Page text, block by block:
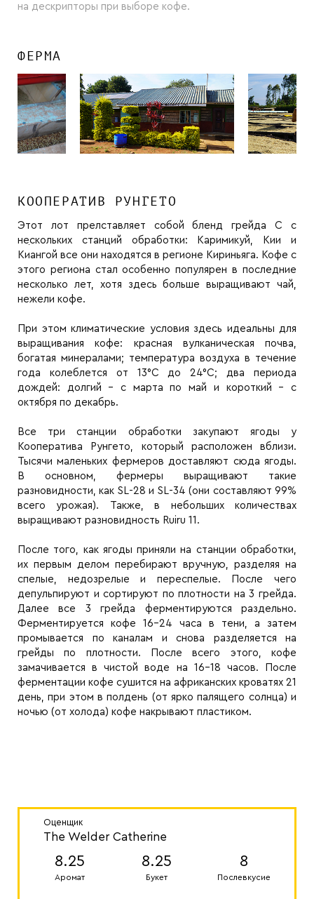
на дескрипторы при выборе кофе.
ФЕРМА
КООПЕРАТИВ РУНГЕТО
Этот лот прелставляет собой бленд грейда С с
нескольких станций обработки: Каримикуй, Кии и
Киангой все они находятся в регионе Кириньяга. Кофе с
этого региона стал особенно популярен в последние
несколько лет, хотя здесь больше выращивают чай,
нежели кофе.
При этом климатические условия здесь идеальны для
выращивания кофе: красная вулканическая почва,
богатая минералами; температура воздуха в течение
года колеблется от 13°C до 24°C; два периода
дождей: долгий - с марта по май и короткий - с
октября по декабрь.
Все три станции обработки закупают ягоды у
Кооператива Рунгето, который расположен вблизи.
Тысячи маленьких фермеров доставляют сюда ягоды.
В основном, фермеры выращивают такие
разновидности, как SL-28 и SL-34 (они составляют 99%
всего урожая). Также, в небольших количествах
выращивают разновидность Ruiru 11.
После того, как ягоды приняли на станции обработки,
их первым делом перебирают вручную, разделяя на
спелые, недозрелые и переспелые. После чего
депульпируют и сортируют по плотности на 3 грейда.
Далее все 3 грейда ферментируются раздельно.
Ферментируется кофе 16-24 часа в тени, а затем
промывается по каналам и снова разделяется на
грейды по плотности. После всего этого, кофе
замачивается в чистой воде на 16-18 часов. После
ферментации кофе сушится на африканских кроватях 21
день, при этом в полдень (от ярко палящего солнца) и
ночью (от холода) кофе накрывают пластиком.
Оценщик
The Welder Catherine
8.25
Аромат
8.25
Букет
8
Послевкусие